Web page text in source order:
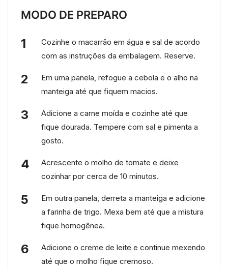
MODO DE PREPARO
Cozinhe o macarrão em água e sal de acordo
com as instruções da embalagem. Reserve.
Em uma panela, refogue a cebola e o alho na
manteiga até que fiquem macios.
Adicione a carne moída e cozinhe até que
fique dourada. Tempere com sal e pimenta a
gosto.
Acrescente o molho de tomate e deixe
cozinhar por cerca de 10 minutos.
Em outra panela, derreta a manteiga e adicione
a farinha de trigo. Mexa bem até que a mistura
fique homogênea.
Adicione o creme de leite e continue mexendo
até que o molho fique cremoso.